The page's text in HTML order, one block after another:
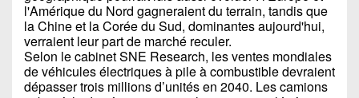
l'Amérique du Nord gagneraient du terrain, tandis que
la Chine et la Corée du Sud, dominantes aujourd'hui,
verraient leur part de marché reculer.
Selon le cabinet SNE Research, les ventes mondiales
de véhicules électriques à pile à combustible devraient
dépasser trois millions d’unités en 2040. Les camions